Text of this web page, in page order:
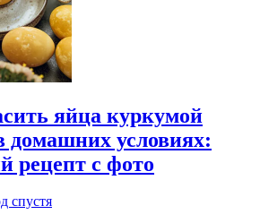
яйца куркумой
домашних условиях:
рецепт с фото
спустя